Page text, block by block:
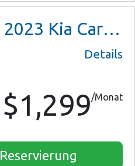
2023 Kia Carnival
Details
$1,299/Monat
Reservierung